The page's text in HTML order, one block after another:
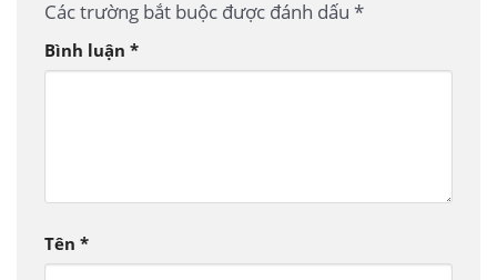
Các trường bắt buộc được đánh dấu *
Bình luận *
Tên *